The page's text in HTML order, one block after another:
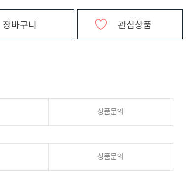
장바구니 관심상품
상품문의
상품문의